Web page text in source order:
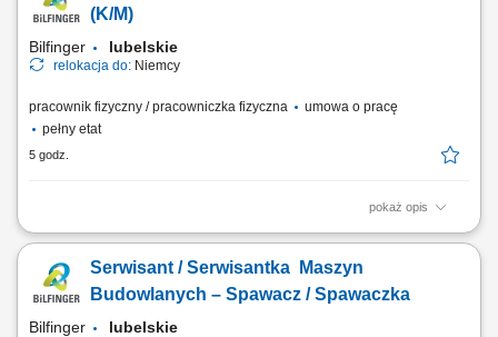
produktów zgodnie z obowiązującymi standardami. Dbanie o czystość i
(K/M)
Bilfinger lubelskie
relokacja do: Niemcy
pracownik fizyczny / pracowniczka fizyczna
umowa o pracę
pełny etat
5 godz.
pokaż opis
Twój zakres obowiązków: spawanie konstrukcji stalowych;
sprzętu ciężkiego (koparek, ładowarek, wiertnic, torkretnic i innego
sprzętu stosowanego przy budowie tuneli) usuwanie usterek napędów
Serwisant / Serwisantka Maszyn
Budowlanych – Spawacz / Spawaczka
Bilfinger lubelskie